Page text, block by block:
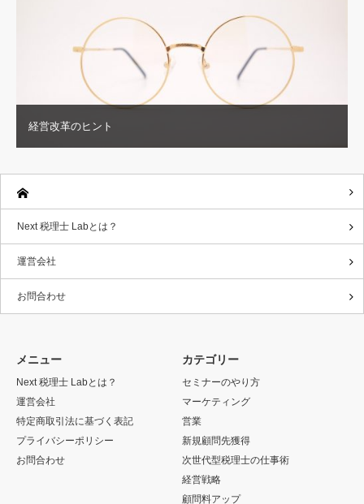
経営改革のヒント
Next 税理士 Labとは？
運営会社
お問合わせ
メニュー
Next 税理士 Labとは？
運営会社
特定商取引法に基づく表記
プライバシーポリシー
お問合わせ
カテゴリー
セミナーのやり方
マーケティング
営業
新規顧問先獲得
次世代型税理士の仕事術
経営戦略
顧問料アップ